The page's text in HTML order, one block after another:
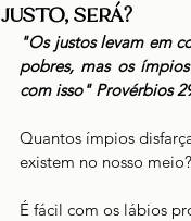
JUSTO, SERÁ?
"Os justos levam em
pobres, mas os
com isso" Provérbios
Quantos ímpios
existem no nosso meio?
É fácil com os lábios